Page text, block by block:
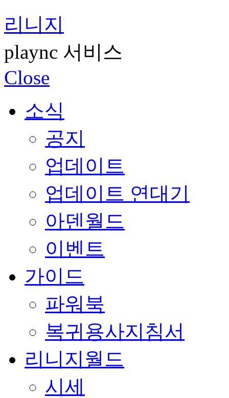
리니지
plaync 서비스
Close
소식
공지
업데이트
업데이트 연대기
아덴월드
이벤트
가이드
파워북
복귀용사지침서
리니지월드
시세